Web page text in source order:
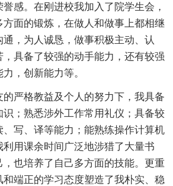
感。在刚进校我加入了院学生会，
面的锻炼，在做人和做事上都相继
，为人诚恳，做事积极主动、认
具备了较强的动手能力，还有较强
，创新能力等。
的严格教益及个人的努力下，我具备
识；熟悉涉外工作常用礼仪；具备较
写、译等能力；能熟练操作计算机
用课余时间广泛地涉猎了大量书
也培养了自己多方面的技能。更重
端正的学习态度塑造了我朴实、稳